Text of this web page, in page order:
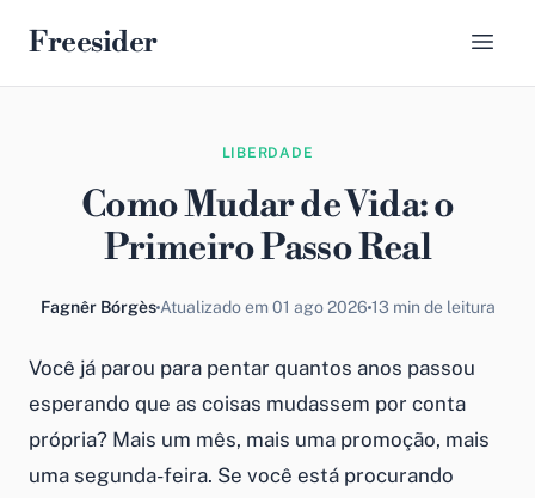
Freesider
LIBERDADE
Como Mudar de Vida: o
Primeiro Passo Real
Fagnêr BórgèsAtualizado em 01 ago 2026 13 min de leitura
Você já parou para pentar quantos anos passou
esperando que as coisas mudassem por conta
própria? Mais um mês, mais uma promoção, mais
uma segunda-feira. Se você está procurando